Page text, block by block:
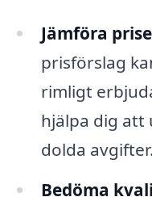
Jämföra
prisförslag
rimligt
hjälpa dig att
dolda avgifter.
Bedöma